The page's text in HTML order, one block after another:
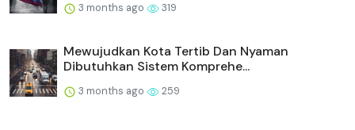
3 months ago 319
Mewujudkan Kota Tertib Dan Nyaman
Dibutuhkan Sistem Komprehe...
3 months ago 259